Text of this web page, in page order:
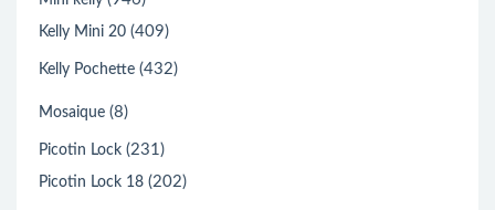
Kelly Mini 20 (409)
Kelly Pochette (432)
Mosaique (8)
Picotin Lock (231)
Picotin Lock 18 (202)